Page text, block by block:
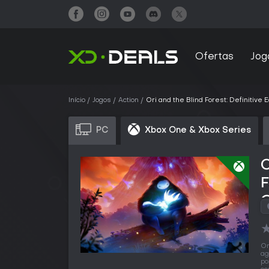
Ofertas
Início Jogos Action Ori and the Blind Forest: Definitive
PC Xbox One & Xbox Series